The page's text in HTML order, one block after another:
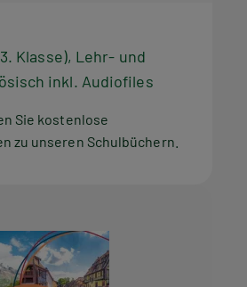
Klasse), Lehr- und
inkl. Audiofiles
Sie kostenlose
zu unseren Schulbüchern.